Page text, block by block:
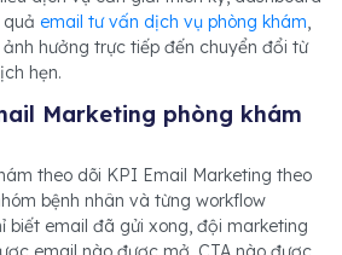
quả email tư vấn dịch vụ phòng khám,
hưởng trực tiếp đến chuyển đổi từ
hẹn.
Marketing phòng khám
theo dõi KPI Email Marketing theo
bệnh nhân và từng workflow
biết email đã gửi xong, đội marketing